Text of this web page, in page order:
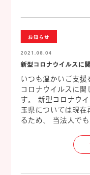
お知らせ
2021.08.04
新型コロナウイルスに
いつも温かいご支
コロナウイルスに関
す。 新型コロナウ
玉県については現在
るため、 当法人で